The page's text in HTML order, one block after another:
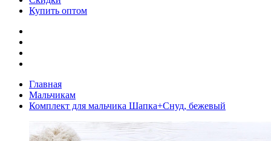
Купить оптом
Главная
Мальчикам
Комплект для мальчика Шапка+Снуд, бежевый